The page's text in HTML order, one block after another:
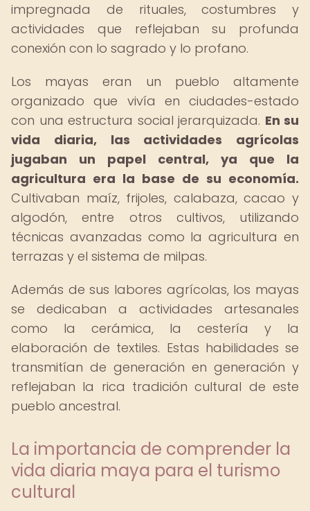
impregnada de rituales, costumbres y
actividades que reflejaban su profunda
conexión con lo sagrado y lo profano.
Los mayas eran un pueblo altamente
organizado que vivía en ciudades-estado
con una estructura social jerarquizada. En su
vida diaria, las actividades agrícolas
jugaban un papel central, ya que la
agricultura era la base de su economía.
Cultivaban maíz, frijoles, calabaza, cacao y
algodón, entre otros cultivos, utilizando
técnicas avanzadas como la agricultura en
terrazas y el sistema de milpas.
Además de sus labores agrícolas, los mayas
se dedicaban a actividades artesanales
como la cerámica, la cestería y la
elaboración de textiles. Estas habilidades se
transmitían de generación en generación y
reflejaban la rica tradición cultural de este
pueblo ancestral.
La importancia de comprender la
vida diaria maya para el turismo
cultural